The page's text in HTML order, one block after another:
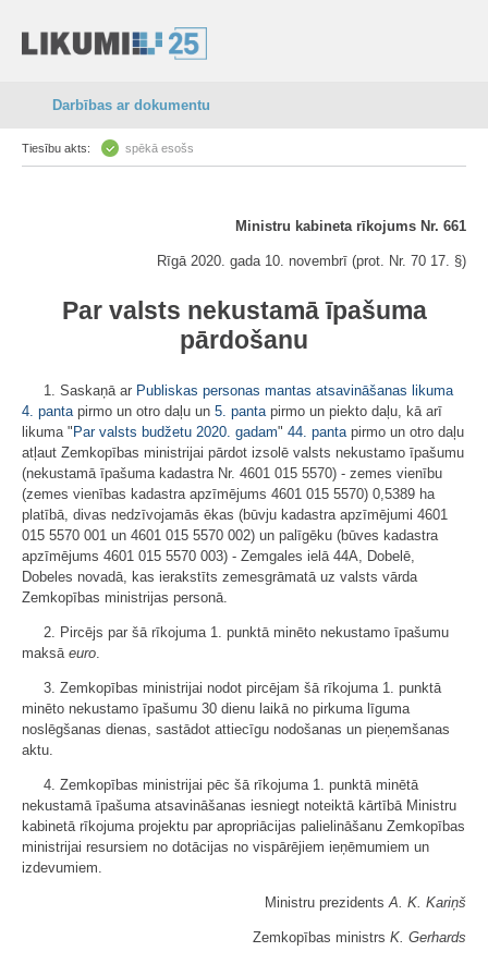
Darbības ar dokumentu
Tiesību akts: spēkā esošs
Ministru kabineta rīkojums Nr. 661
Rīgā 2020. gada 10. novembrī (prot. Nr. 70 17. §)
Par valsts nekustamā īpašuma
pārdošanu
1. Saskaņā ar Publiskas personas mantas atsavināšanas likuma
4. pantapirmo un otro daļu un 5. pantapirmo un piekto daļu, kā arī
likuma " Par valsts budžetu 2020. gadam" 44. pantapirmo un otro daļu
atļaut Zemkopības ministrijai pārdot izsolē valsts nekustamo īpašumu
(nekustamā īpašuma kadastra Nr. 4601 015 5570) - zemes vienību
(zemes vienības kadastra apzīmējums 4601 015 5570) 0,5389 ha
platībā, divas nedzīvojamās ēkas (būvju kadastra apzīmējumi 4601
015 5570 001 un 4601 015 5570 002) un palīgēku (būves kadastra
apzīmējums 4601 015 5570 003) - Zemgales ielā 44A, Dobelē,
Dobeles novadā, kas ierakstīts zemesgrāmatā uz valsts vārda
Zemkopības ministrijas personā.
2. Pircējs par šā rīkojuma 1. punktā minēto nekustamo īpašumu
maksā euro.
3. Zemkopības ministrijai nodot pircējam šā rīkojuma 1. punktā
minēto nekustamo īpašumu 30 dienu laikā no pirkuma līguma
noslēgšanas dienas, sastādot attiecīgu nodošanas un pieņemšanas
aktu.
4. Zemkopības ministrijai pēc šā rīkojuma 1. punktā minētā
nekustamā īpašuma atsavināšanas iesniegt noteiktā kārtībā Ministru
kabinetā rīkojuma projektu par apropriācijas palielināšanu Zemkopības
ministrijai resursiem no dotācijas no vispārējiem ieņēmumiem un
izdevumiem.
Ministru prezidentsA. K. Kariņš
Zemkopības ministrs K. Gerhards